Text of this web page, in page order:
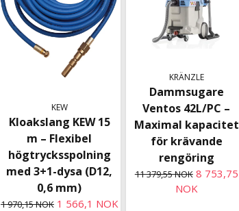
KEW
Kloakslang KEW 15
m – Flexibel
högtrycksspolning
med 3+1-dysa (D12,
0,6 mm)
1 970,15 NOK 1 566,1 NOK
KRÄNZLE
Dammsugare
Ventos 42L/PC –
Maximal kapacitet
för krävande
rengöring
11 379,55 NOK 8 753,75
NOK